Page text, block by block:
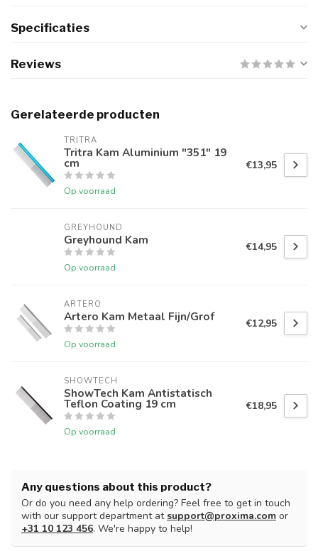
Specificaties
Reviews
Gerelateerde producten
TRITRA
Tritra Kam Aluminium "351" 19
cm
Op voorraad
€13,95
GREYHOUND
Greyhound Kam
Op voorraad
€14,95
ARTERO
Artero Kam Metaal Fijn/Grof
Op voorraad
€12,95
SHOWTECH
ShowTech Kam Antistatisch
Teflon Coating 19 cm
Op voorraad
€18,95
Any questions about this product?
Or do you need any help ordering? Feel free to get in touch
with our support department atsupport@proxima.com or
+31 10 123 456. We're happy to help!